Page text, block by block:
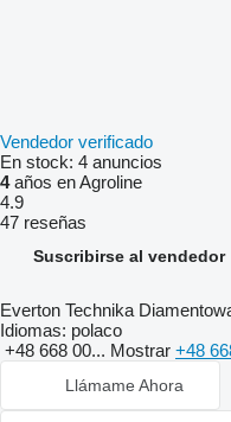
Vendedor verificado
En stock: 4 anuncios
4años en Agroline
4.9
47 reseñas
Suscribirse al vendedor
Everton Technika
Idiomas: polaco
+48 668 00... Mostrar +48
Llámame Ahora